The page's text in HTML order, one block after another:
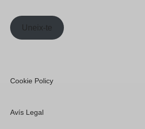
Uneix-te
Cookie Policy
Avís Legal